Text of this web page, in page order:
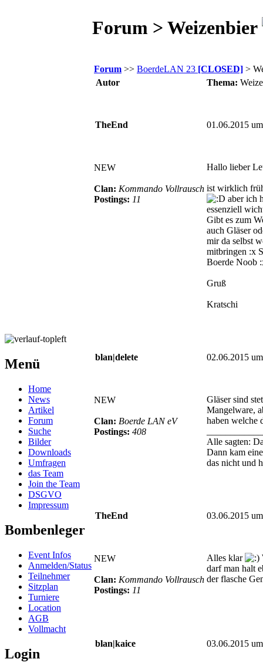
Menü
Home
News
Artikel
Forum
Suche
Bilder
Downloads
Umfragen
das Team
Join the Team
DSGVO
Impressum
Bombenleger
Event Infos
Anmelden/Status
Teilnehmer
Sitzplan
Turniere
Location
AGB
Vollmacht
Login
Forum > Weizenbier
Forum >> BoerdeLAN 23 [CLOSED] >
Autor
Thema:
TheEnd 01.06.2015
NEW
Clan: Kommando Vollrausch
Postings: 11
Hallo lieber
ist wirklich
aber ich
essenziell
Gibt es zum
auch Gläser
mir da selbst
mitbringen :x
Boerde Noob
Gruß
Kratschi
blan|delete 02.06.2015
NEW
Clan: Boerde LAN eV
Postings: 408
Gläser sind
Mangelware,
haben welche
Alle sagten:
Dann kam
das nicht und
TheEnd 03.06.2015
NEW
Clan: Kommando Vollrausch
Postings: 11
Alles klar
darf man halt
der flasche
blan|kaice 03.06.2015